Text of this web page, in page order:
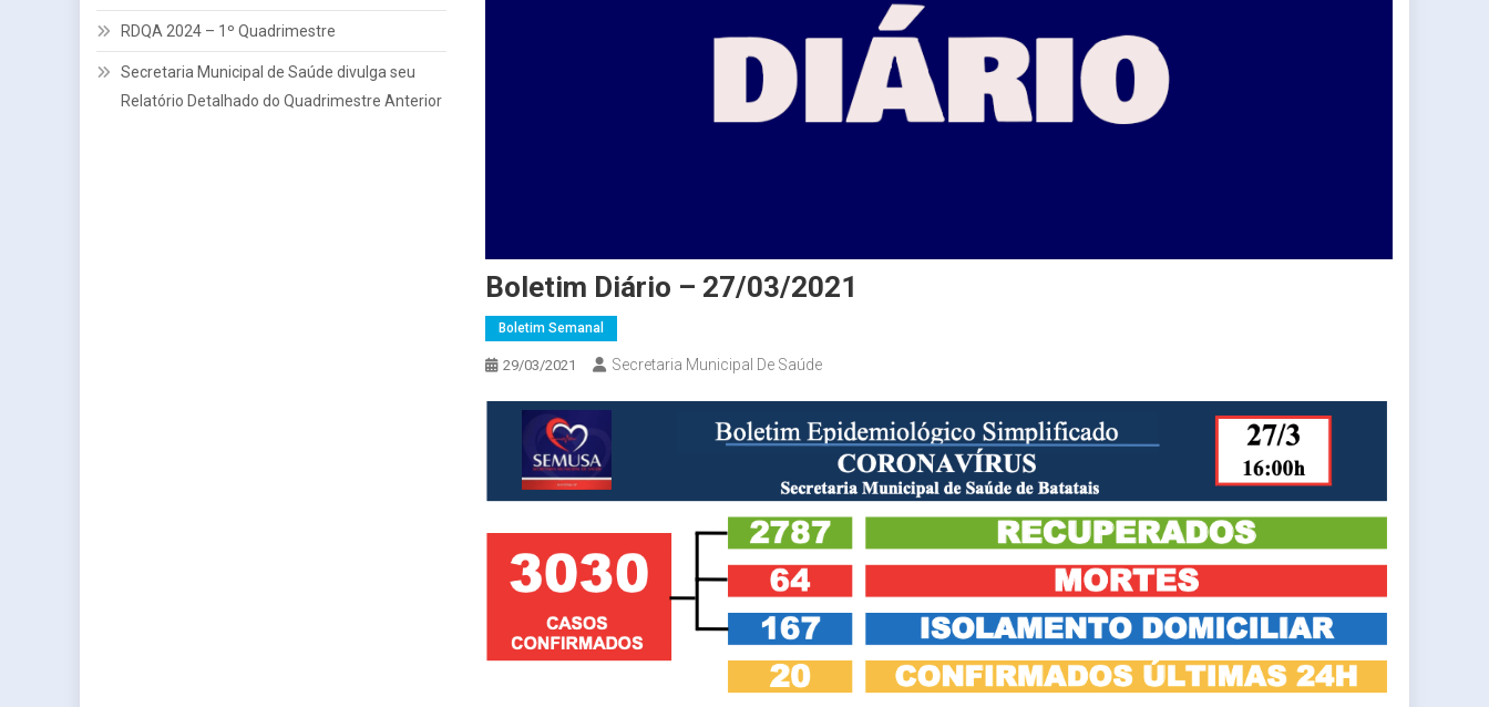
Boletim Diário – 27/03/2021
Boletim Semanal
29/03/2021 Secretaria Municipal De Saúde
RDQA 2024 – 1º Quadrimestre
Secretaria Municipal de Saúde divulga seu
Relatório Detalhado do Quadrimestre Anterior